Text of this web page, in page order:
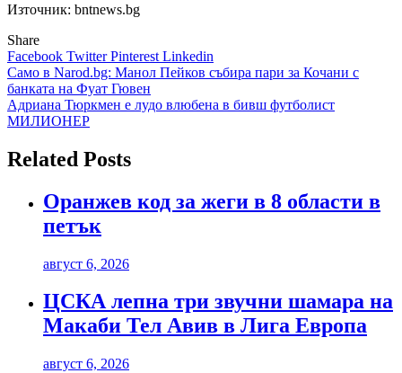
Източник: bntnews.bg
Share
Facebook TwitterPinterest Linkedin
Навигация
Само в Narod.bg: Манол Пейков събира пари за Кочани с
банката на Фуат Гювен
Адриана Тюркмен е лудо влюбена в бивш футболист
МИЛИОНЕР
Related Posts
Оранжев код за жеги в 8 области в
петък
август 6, 2026
ЦСКА лепна три звучни шамара на
Макаби Тел Авив в Лига Европа
август 6, 2026